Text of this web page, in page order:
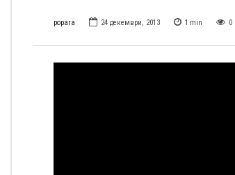
popara 24 декември, 2013 1 min 0